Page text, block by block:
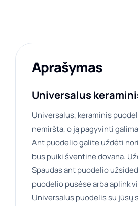
Aprašymas
Universalus
Universalus, keraminis
nemiršta, o ją pagyvinti
Ant puodelio galite uždėti
bus puiki šventinė dovana.
Spaudas ant puodelio
puodelio pusėse arba aplink
Universalus puodelis su jūsų